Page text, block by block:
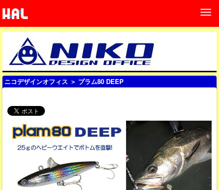
ニコデザインオフィス ＞ プラム80 DEEP